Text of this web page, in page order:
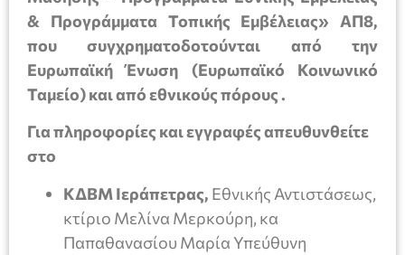
& Προγράμματα Τοπικής Εμβέλειας» ΑΠ8,
που συγχρηματοδοτούνται από την
Ευρωπαϊκή Ένωση (Ευρωπαϊκό Κοινωνικό
Ταμείο) και από εθνικούς πόρους .
Για πληροφορίες και εγγραφές απευθυνθείτε
στο
ΚΔΒΜ Ιεράπετρας, Εθνικής Αντιστάσεως,
κτίριο Μελίνα Μερκούρη, κα
Παπαθανασίου Μαρία Υπεύθυνη